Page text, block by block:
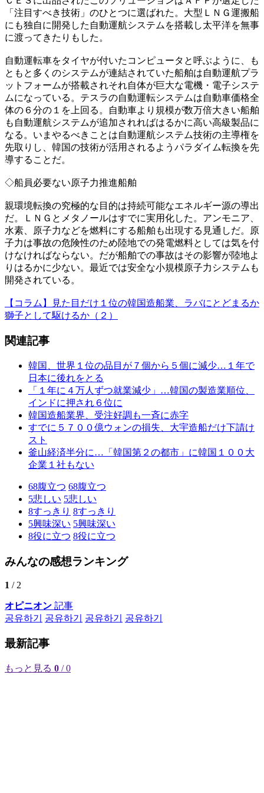
「注目すべき技術」のひとつに選ばれた。大型ＬＮＧ運搬船
にも独自に開発した自動運航システムを搭載し太平洋を無事
に渡ってきたりもした。
自動運転車をタイヤが付いたコンピュータと呼ぶように、も
ともと多くのシステムが連結されていた船舶は自動運航プラ
ットフォームが搭載されそれ自体が巨大な電機・電子システ
ムになっている。テスラの自動運転システムは自動車価格全
体の６分の１を上回る。自動車より規模が数万倍大きい船舶
も自動運航システムが追加されればはるかに高い高級製品に
なる。いまやるべきことは自動運航システム技術の主導権を
先取りし、韓国の技術が活用されるようパラダイム転換を先
導することだ。
◇船員必要ない原子力推進船舶
親環境転換の究極的な目的は持続可能なエネルギー源の導出
だ。ＬＮＧとメタノールはすでに実用化した。アンモニア、
水素、原子力などを燃料にする船舶も出現する見通しだ。原
子力は事故の危険性のため陸地での発電燃料としては気を付
けなければならない。だが船舶での事故はその影響が陸地よ
りはるかに少ない。最近では安全な小規模原子力システムも
開発されている。
【コラム】見た目だけ１位の韓国造船業、ラバにとどまるか
獅子として駆けるか（２）
関連記事
韓国、世界１位の品目が７個から５個に減少…１年で
日本に後れをとる
「１年に４万人ずつ就業減少」…韓国の製造業順位、
インドに押され６位に
韓国造船業界、受注好調も一斉に赤字
すでに５７００億ウォンの損失、大宇造船だけ下請け
スト
釜山経済半分に…「韓国第２の都市」に韓国１００大
企業１社もない
68腹立つ 68腹立つ
5悲しい 5悲しい
8すっきり 8すっきり
5興味深い 5興味深い
8役に立つ 8役に立つ
みんなの感想ランキング
1 / 2
オピニオン 記事
공유하기
공유하기 공유하기 공유하기
最新記事
もっと見る 0 / 0